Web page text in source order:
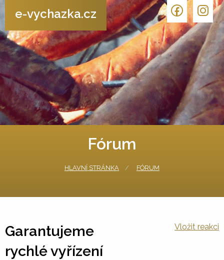
e-vychazka.cz
Fórum
HLAVNÍ STRÁNKA FÓRUM
Garantujeme
rychlé vyřízení
Vložit reakci